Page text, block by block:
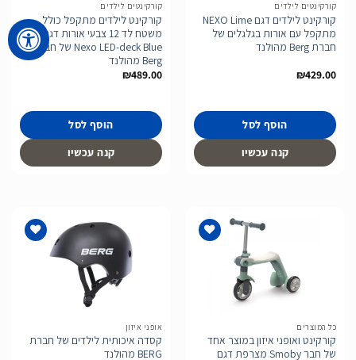
קורקינטים לילדים
קורקינט לילדים דגם NEXO Lime
מתקפל עם אורות בגלגלים של
חברת Berg מהולנד
₪429.00
הוסף לסל
קנה עכשיו
קורקינטים לילדים
קורקינט לילדים מתקפל כולל
משטח לד 12 צבעי אורות דגם
Nexo LED-deck Blue של חברת
Berg מהולנד
₪489.00
הוסף לסל
קנה עכשיו
כל המוצרים
קורקינט ואופני איזון במוצר אחד
של חבר Smoby מצרפת דגם
אופני איזון
קסדה איכותית לילדים של חברת
BERG מהולנד